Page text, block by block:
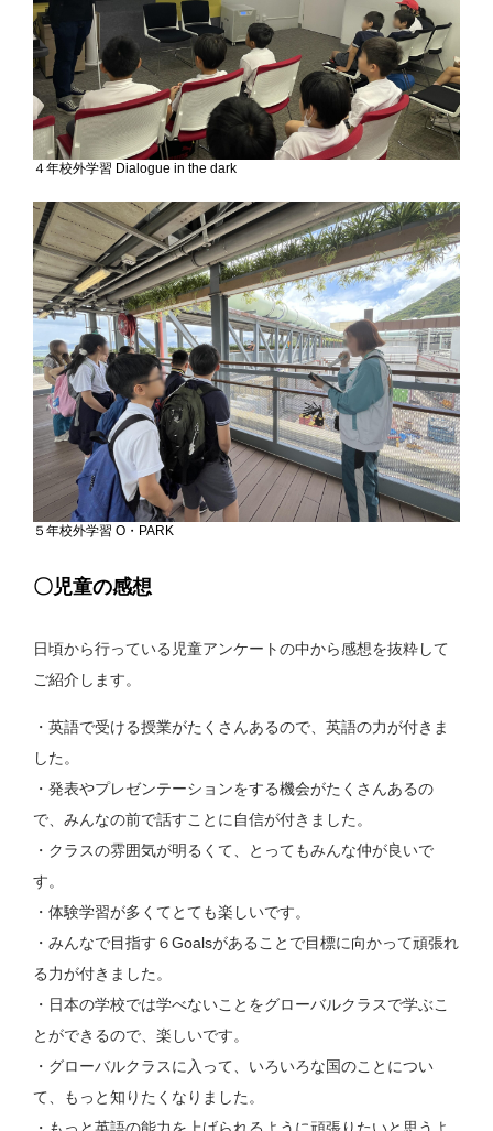
４年校外学習 Dialogue in the dark
５年校外学習 O・PARK
〇児童の感想
日頃から行っている児童アンケートの中から感想を抜粋して
ご紹介します。
・英語で受ける授業がたくさんあるので、英語の力が付きま
した。
・発表やプレゼンテーションをする機会がたくさんあるの
で、みんなの前で話すことに自信が付きました。
・クラスの雰囲気が明るくて、とってもみんな仲が良いで
す。
・体験学習が多くてとても楽しいです。
・みんなで目指す６Goalsがあることで目標に向かって頑張れ
る力が付きました。
・日本の学校では学べないことをグローバルクラスで学ぶこ
とができるので、楽しいです。
・グローバルクラスに入って、いろいろな国のことについ
て、もっと知りたくなりました。
・もっと英語の能力を上げられるように頑張りたいと思うよ